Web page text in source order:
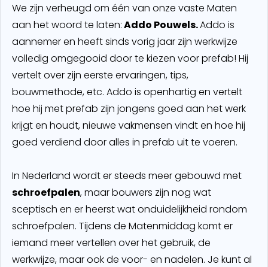
We zijn verheugd om één van onze vaste Maten
aan het woord te laten:Addo Pouwels.Addo is
aannemer en heeft sinds vorig jaar zijn werkwijze
volledig omgegooid door te kiezen voor prefab! Hij
vertelt over zijn eerste ervaringen, tips,
bouwmethode, etc. Addo is openhartig en vertelt
hoe hij met prefab zijn jongens goed aan het werk
krijgt en houdt, nieuwe vakmensen vindt en hoe hij
goed verdiend door alles in prefab uit te voeren.
In Nederland wordt er steeds meer gebouwd met
schroefpalen, maar bouwers zijn nog wat
sceptisch en er heerst wat onduidelijkheid rondom
schroefpalen. Tijdens de Matenmiddag komt er
iemand meer vertellen over het gebruik, de
werkwijze, maar ook de voor- en nadelen. Je kunt al